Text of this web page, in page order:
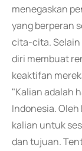
menegaskan
yang berperan
cita-cita.
diri membuat
keaktifan
"Kalian adalah
Indonesia.
kalian untuk
dan tujuan.